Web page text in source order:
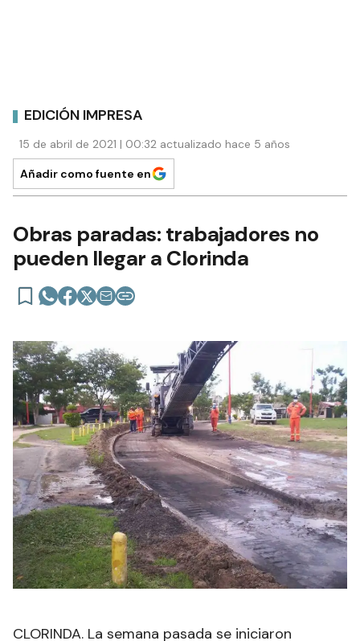
EDICIÓN IMPRESA
15 de abril de 2021 | 00:32 actualizado hace 5 años
Añadir como fuente en
Obras paradas: trabajadores no
pueden llegar a Clorinda
CLORINDA. La semana pasada se iniciaron